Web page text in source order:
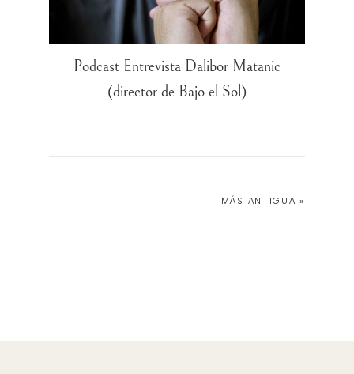
Podcast Entrevista Dalibor Matanic
(director de Bajo el Sol)
MÁS ANTIGUA »